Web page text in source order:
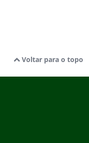
Voltar para o topo